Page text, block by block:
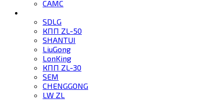
CAMC
SDLG
КПП ZL-50
SHANTUI
LiuGong
LonKing
КПП ZL-30
SEM
CHENGGONG
LW ZL